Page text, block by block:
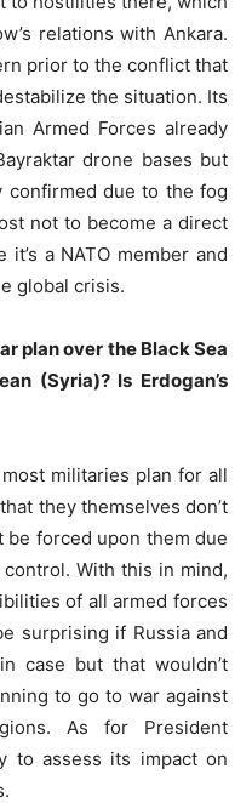
relations with Ankara.
prior to the conflict that
the situation. Its
Armed Forces already
drone bases but
confirmed due to the fog
not to become a direct
a NATO member and
global crisis.
plan over the Black Sea
(Syria)? Is Erdogan’s
militaries plan for all
they themselves don’t
forced upon them due
With this in mind,
of all armed forces
surprising if Russia and
case but that wouldn’t
to go to war against
As for President
to assess its impact on